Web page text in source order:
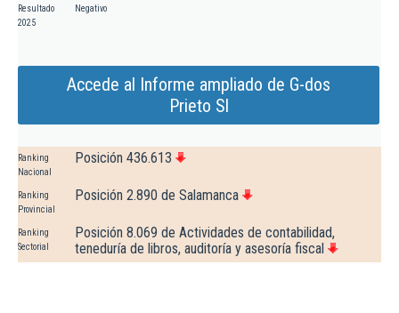
Resultado
2025
Negativo
Accede al Informe ampliado de G-dos
Prieto Sl
Ranking
Nacional
Posición 436.613
Ranking
Provincial
Posición 2.890 de Salamanca
Ranking
Sectorial
Posición 8.069 de Actividades de contabilidad,
teneduría de libros, auditoría y asesoría fiscal